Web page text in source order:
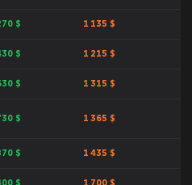
$ 1 135 $
$ 1 215 $
$ 1 315 $
$ 1 365 $
$ 1 435 $
$ 1 700 $